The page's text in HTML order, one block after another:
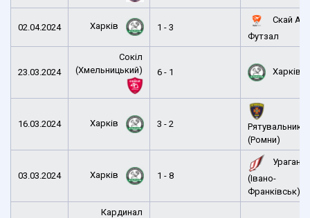
02.04.2024 Харків 1 - 3
Скай Ап
Футзал
23.03.2024
Сокіл
(Хмельницький)
6 - 1 Харків
16.03.2024 Харків 3 - 2
Рятувальник
(Ромни)
03.03.2024 Харків 1 - 8
Ураган
(Івано-
Франківськ)
Кардинал